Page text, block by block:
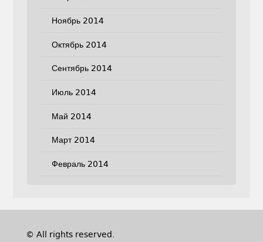
Ноябрь 2014
Октябрь 2014
Сентябрь 2014
Июль 2014
Май 2014
Март 2014
Февраль 2014
© All rights reserved.